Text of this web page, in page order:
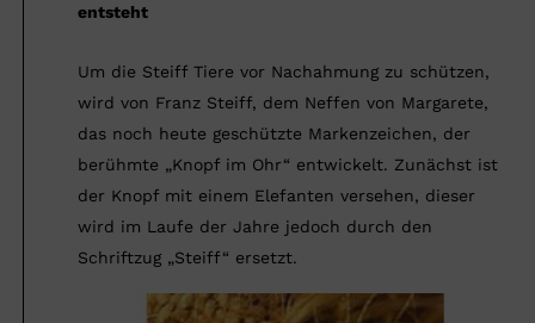
entsteht
Um die Steiff Tiere vor Nachahmung zu schützen,
wird von Franz Steiff, dem Neffen von Margarete,
das noch heute geschützte Markenzeichen, der
berühmte „Knopf im Ohr“ entwickelt. Zunächst ist
der Knopf mit einem Elefanten versehen, dieser
wird im Laufe der Jahre jedoch durch den
Schriftzug „Steiff“ ersetzt.